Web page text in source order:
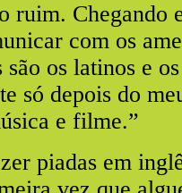
ruim. Chegando
com os
os latinos e
só depois do
e filme.”
piadas em